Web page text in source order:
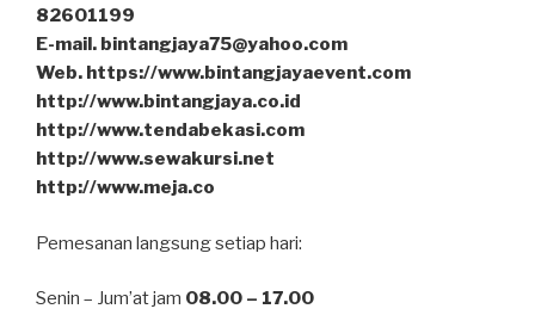
82601199
E-mail. bintangjaya75@yahoo.com
Web. https://www.bintangjayaevent.com
http://www.bintangjaya.co.id
http://www.tendabekasi.com
http://www.sewakursi.net
http://www.meja.co
Pemesanan langsung setiap hari:
Senin – Jum’at jam 08.00 – 17.00